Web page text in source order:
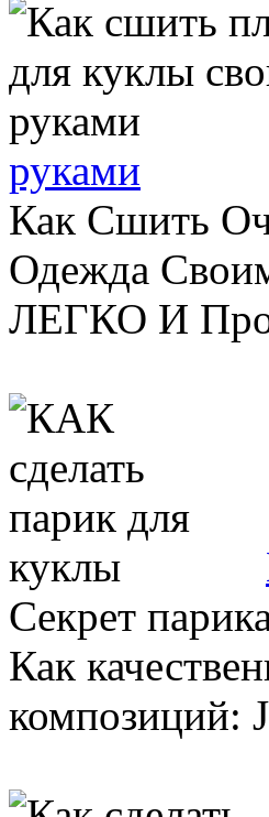
руками
Как Сшить
Одежда
ЛЕГКО И
Секрет
Как
композиций: